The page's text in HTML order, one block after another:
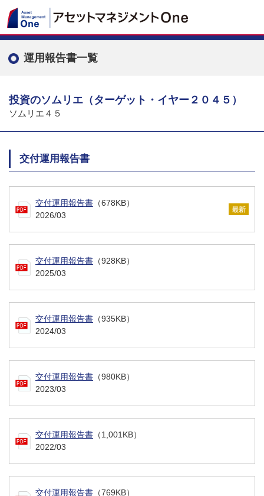
運用報告書一覧
投資のソムリエ（ターゲット・イヤー２０４５）
ソムリエ４５
交付運用報告書
交付運用報告書 （678KB）
2026/03
交付運用報告書 （928KB）
2025/03
交付運用報告書 （935KB）
2024/03
交付運用報告書 （980KB）
2023/03
交付運用報告書 （1,001KB）
2022/03
交付運用報告書 （769KB）